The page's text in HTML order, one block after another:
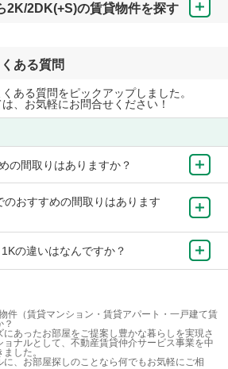
2K/2DK(+S)の賃貸物件を探す
ある質問
ある質問をピックアップしました。
、お気軽にお問合せください！
の間取りはありますか？
のおすすめの間取りはあります
の違いはなんですか？
件（賃貸マンション・賃貸アパート・一戸建て賃
？
あったお部屋をご提案し豊かな暮らしを実現さ
ナルとして、不動産賃貸仲介サービス事業を中
した。
、お部屋探しのことなら何でもお気軽にご相